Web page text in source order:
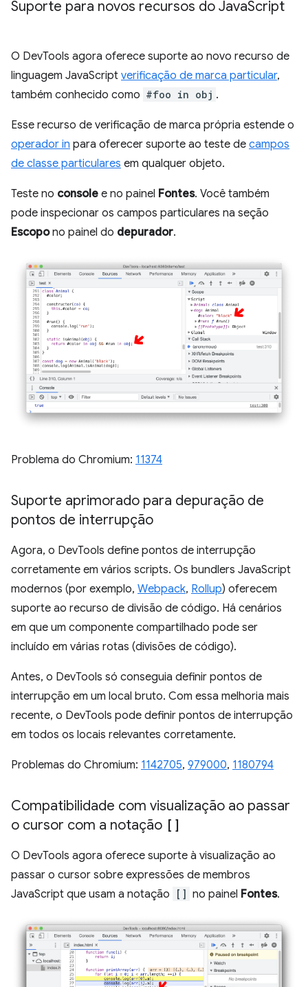
Suporte para novos recursos do JavaScript
O DevTools agora oferece suporte ao novo recurso de
linguagem JavaScript verificação de marca particular,
também conhecido como #foo in obj .
Esse recurso de verificação de marca própria estende o
operador in para oferecer suporte ao teste de campos
de classe particulares em qualquer objeto.
Teste no console e no painel Fontes. Você também
pode inspecionar os campos particulares na seção
Escopono painel do depurador.
Problema do Chromium: 11374
Suporte aprimorado para depuração de
pontos de interrupção
Agora, o DevTools define pontos de interrupção
corretamente em vários scripts. Os bundlers JavaScript
modernos (por exemplo, Webpack, Rollup) oferecem
suporte ao recurso de divisão de código. Há cenários
em que um componente compartilhado pode ser
incluído em várias rotas (divisões de código).
Antes, o DevTools só conseguia definir pontos de
interrupção em um local bruto. Com essa melhoria mais
recente, o DevTools pode definir pontos de interrupção
em todos os locais relevantes corretamente.
Problemas do Chromium: 1142705, 979000, 1180794
Compatibilidade com visualização ao passar
o cursor com a notação []
O DevTools agora oferece suporte à visualização ao
passar o cursor sobre expressões de membros
JavaScript que usam a notação
[] no painel Fontes.